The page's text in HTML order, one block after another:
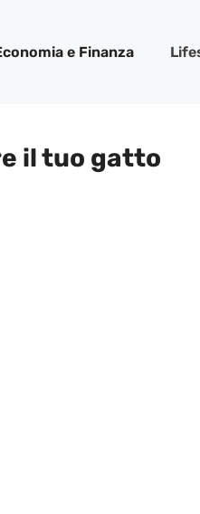
e Finanza
il tuo gatto